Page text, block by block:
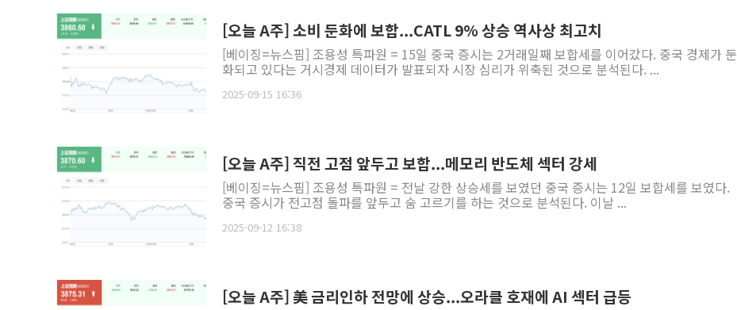
[오늘 A주] 소비 둔화에 보합...CATL 9% 상승 역사상 최고치
[베이징=뉴스핌] 조용성 특파원 = 15일 중국 증시는 2거래일째 보합세를 이어갔다. 중국 경제가 둔
화되고 있다는 거시경제 데이터가 발표되자 시장 심리가 위축된 것으로 분석된다. ...
2025-09-15 16:36
[오늘 A주] 직전 고점 앞두고 보합...메모리 반도체 섹터 강세
[베이징=뉴스핌] 조용성 특파원 = 전날 강한 상승세를 보였던 중국 증시는 12일 보합세를 보였다.
중국 증시가 전고점 돌파를 앞두고 숨 고르기를 하는 것으로 분석된다. 이날 ...
2025-09-12 16:38
[오늘 A주] 美 금리인하 전망에 상승...오라클 호재에 AI 섹터 급등